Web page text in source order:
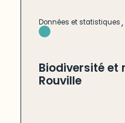
Données et statistiques,
Biodiversité et
Rouville